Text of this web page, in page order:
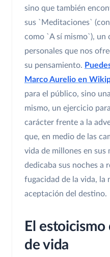
sino que también
sus `Meditaciones`
como `A sí mismo`),
personales que nos
su pensamiento.
Marco Aurelio en
para el público, sino
mismo, un ejercicio
carácter frente a la
que, en medio de las
vida de millones en sus
dedicaba sus noches a
fugacidad de la vida, la
aceptación del destino.
El
de vida